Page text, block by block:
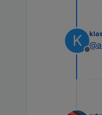
K @